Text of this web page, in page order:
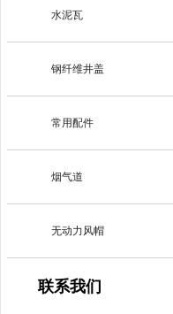
水泥瓦
钢纤维井盖
常用配件
烟气道
无动力风帽
联系我们